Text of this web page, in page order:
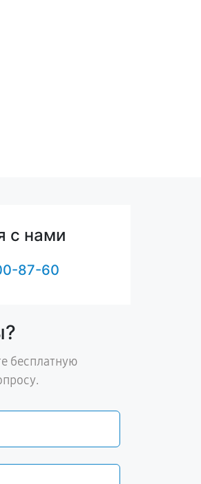
с нами
87-60
бесплатную